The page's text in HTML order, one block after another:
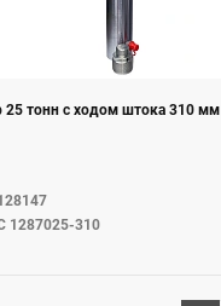
25 тонн с ходом штока 310 мм
1287025-310